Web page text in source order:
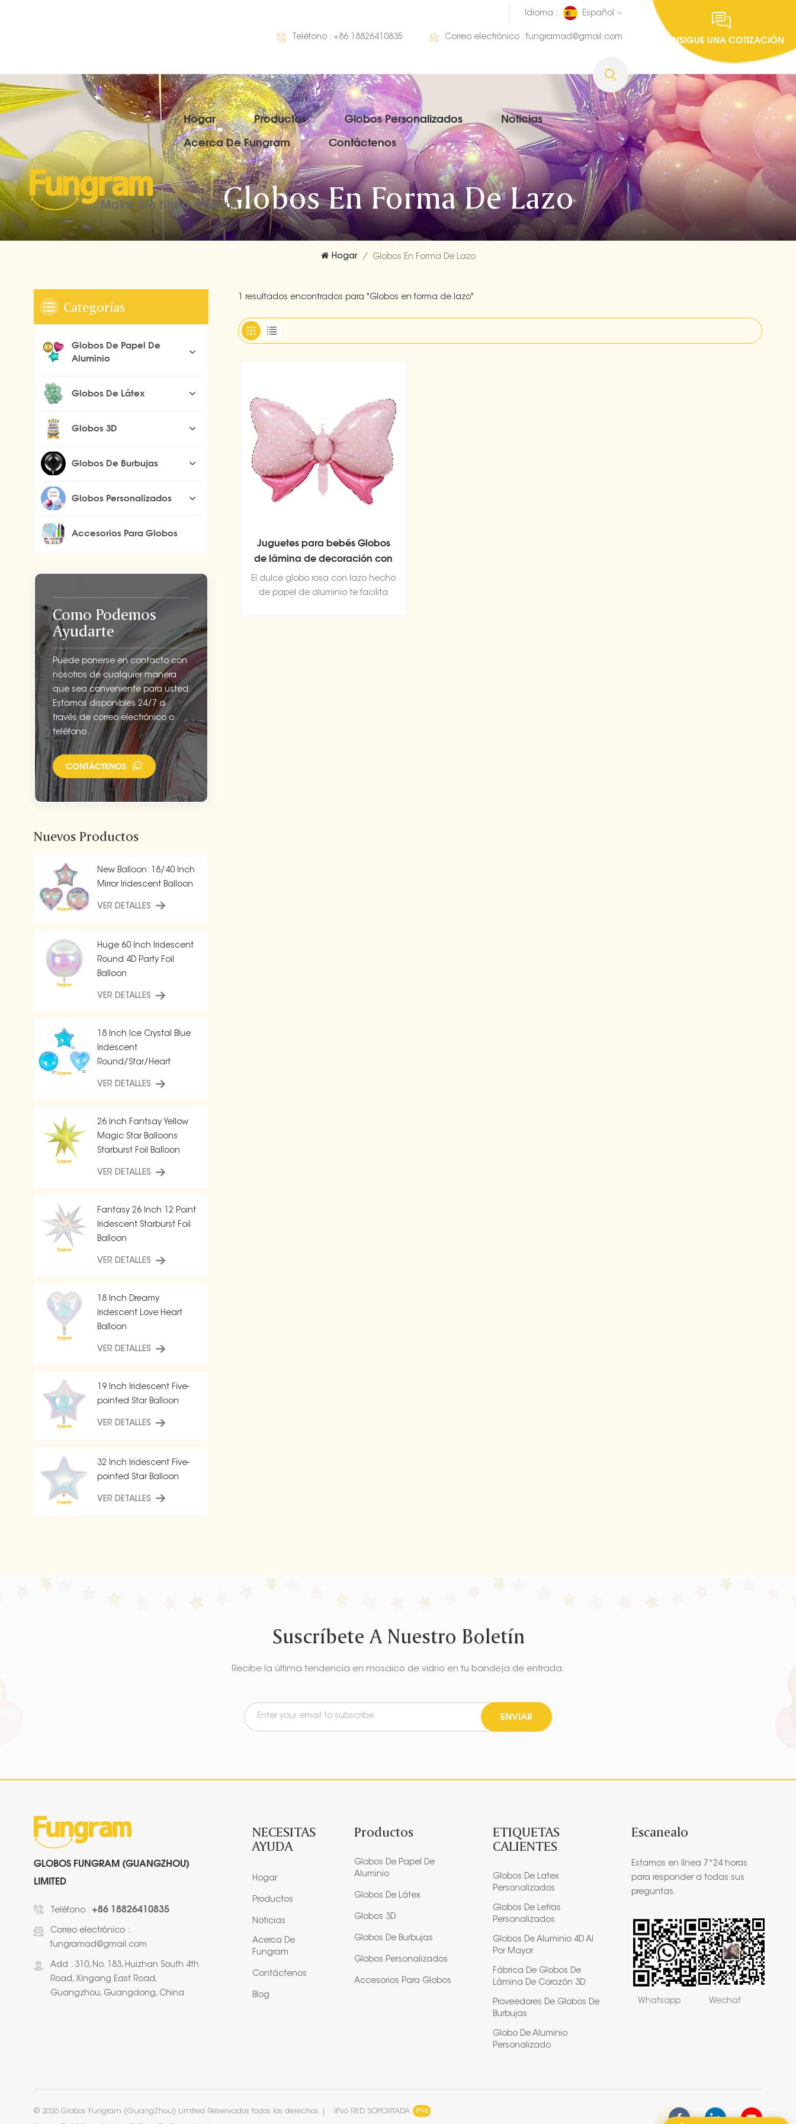
CONSIGUE UNA COTIZACIÓN
Idioma : Español
Teléfono : +86 18826410835 Correo electrónico :fungramad@gmail.com
Hogar Productos Globos Personalizados
Noticias
Acerca De Fungram
Contáctenos
Make life filled with funGlobos En Forma De Lazo
Hogar / Globos En Forma De Lazo
1 resultados encontrados para "Globos en forma de lazo"
Juguetes para bebés Globos
de lámina de decoración con
forma de nudo de lazo
El dulce globo rosa con lazo hecho
de papel de aluminio te facilita
Categorías
Globos De Papel De
Aluminio
Globos De Látex
Globos 3D
Globos De Burbujas
Globos Personalizados
Accesorios Para Globos
Como Podemos
Ayudarte
Puede ponerse en contacto con
nosotros de cualquier manera
que sea conveniente para usted.
Estamos disponibles 24/7 a
través de correo electrónico o
teléfono.
CONTÁCTENOS
Nuevos Productos
New Balloon: 18/40 Inch
Mirror Iridescent Balloon
VER DETALLES
Huge 60 Inch Iridescent
Round 4D Party Foil
Balloon
VER DETALLES
18 Inch Ice Crystal Blue
Iridescent
Round/Star/Heart
VER DETALLES
26 Inch Fantsay Yellow
Magic Star Balloons
Starburst Foil Balloon
VER DETALLES
Fantasy 26 Inch 12 Point
Iridescent Starburst Foil
Balloon
VER DETALLES
18 Inch Dreamy
Iridescent Love Heart
Balloon
VER DETALLES
19 Inch Iridescent Five-
pointed Star Balloon
VER DETALLES
32 Inch Iridescent Five-
pointed Star Balloon
VER DETALLES
Suscríbete A Nuestro Boletín
Recibe la última tendencia en mosaico de vidrio en tu bandeja de entrada.
ENVIAR
GLOBOS FUNGRAM (GUANGZHOU)
LIMITED
Teléfono : +86 18826410835
Correo electrónico :
fungramad@gmail.com
Add : 310, No. 183, Huizhan South 4th
Road, Xingang East Road,
Guangzhou, Guangdong, China
NECESITAS
AYUDA
Hogar
Productos
Noticias
Acerca De
Fungram
Contáctenos
Blog
Productos
Globos De Papel De
Aluminio
Globos De Látex
Globos 3D
Globos De Burbujas
Globos Personalizados
Accesorios Para Globos
ETIQUETAS
CALIENTES
Globos De Latex
Personalizados
Globos De Letras
Personalizados
Globos De Aluminio 4D Al
Por Mayor
Fábrica De Globos De
Lámina De Corazón 3D
Proveedores De Globos De
Burbujas
Globo De Aluminio
Personalizado
Escanealo
Estamos en línea 7*24 horas
para responder a todas sus
preguntas.
Whatsapp Wechat
© 2026 Globos Fungram (GuangZhou) Limited Reservados todos los derechos. |
IPv6 RED SOPORTADA